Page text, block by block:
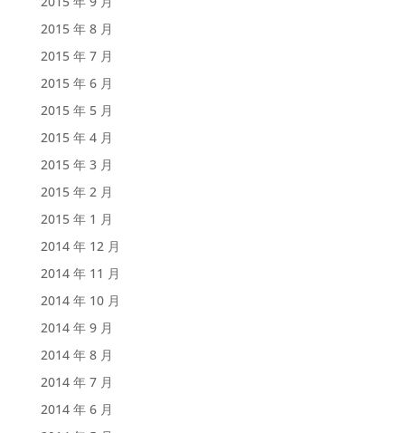
2015 年 8 月
2015 年 7 月
2015 年 6 月
2015 年 5 月
2015 年 4 月
2015 年 3 月
2015 年 2 月
2015 年 1 月
2014 年 12 月
2014 年 11 月
2014 年 10 月
2014 年 9 月
2014 年 8 月
2014 年 7 月
2014 年 6 月